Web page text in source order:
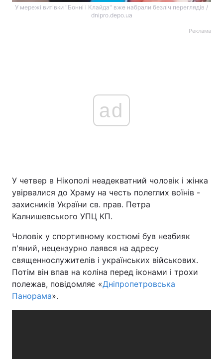
У мережі витівки "Бонні і Клайда" вже набрали безліч переглядів /
dnipro.depo.ua
Реклама
ad
У четвер в Нікополі неадекватний чоловік і жінка
увірвалися до Храму на честь полеглих воїнів -
захисників України св. прав. Петра
Калнишевського УПЦ КП.
Чоловік у спортивному костюмі був неабияк
п'яний, нецензурно лаявся на адресу
священнослужителів і українських військових.
Потім він впав на коліна перед іконами і трохи
полежав, повідомляє «Дніпропетровська
Панорама».